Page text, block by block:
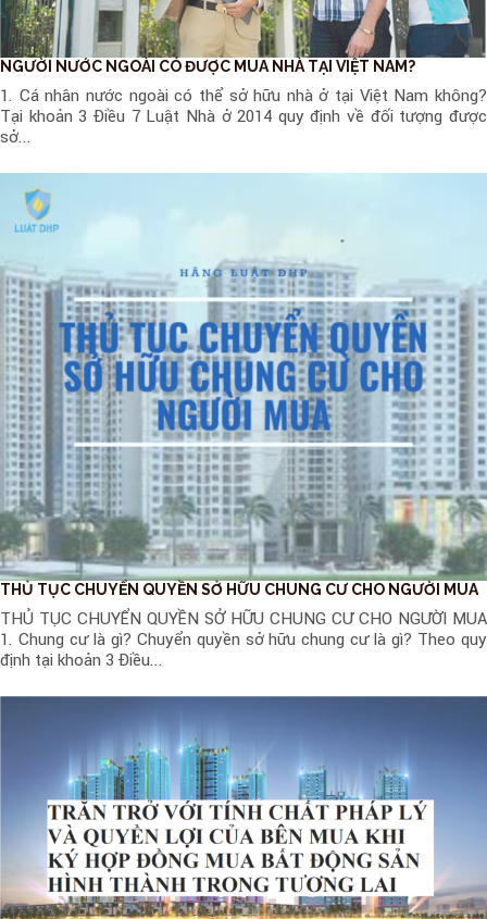
NGƯỜI NƯỚC NGOÀI CÓ ĐƯỢC MUA NHÀ TẠI VIỆT NAM?
1. Cá nhân nước ngoài có thể sở hữu nhà ở tại Việt Nam không?
Tại khoản 3 Điều 7 Luật Nhà ở 2014 quy định về đối tượng được
sở...
THỦ TỤC CHUYỂN QUYỀN SỞ HỮU CHUNG CƯ CHO NGƯỜI MUA
THỦ TỤC CHUYỂN QUYỀN SỞ HỮU CHUNG CƯ CHO NGƯỜI MUA
1. Chung cư là gì? Chuyển quyền sở hữu chung cư là gì? Theo quy
định tại khoản 3 Điều...